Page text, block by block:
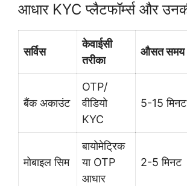
आधार KYC प्लैटफॉर्म्स और
सर्विस
केवाईसी
तरीका
औसत समय
बैंक अकाउंट
OTP/
वीडियो
KYC
5-15 मिनट
मोबाइल सिम
बायोमेट्रिक
या OTP
आधार
2-5 मिनट